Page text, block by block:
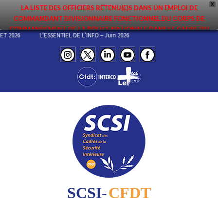
X
LA LISTE DES OFFICIERS RETENU(E)S DANS UN EMPLOI DE
COMMANDANT DIVISIONNAIRE FONCTIONNEL DU CORPS DE
COMMANDEMENT DE LA POLICE NATIONALE DANS LE CADRE DU
PREMIER MOUVEMENT 2026 A ÉTÉ DIFFUSÉE. ELLE EST DISPONIBLE EN
PAGES PROTÉGÉES DU SITE. FÉLICITATIONS AUX NOMMÉ(E)S !
2026 L’ESSENTIEL DE L’INFO – Juin 2026
SCSI-CFDT